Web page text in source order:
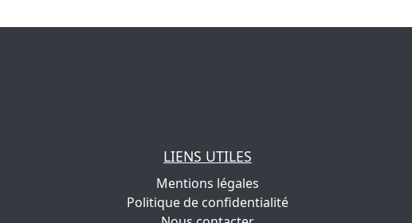
LIENS UTILES
Mentions légales
Politique de confidentialité